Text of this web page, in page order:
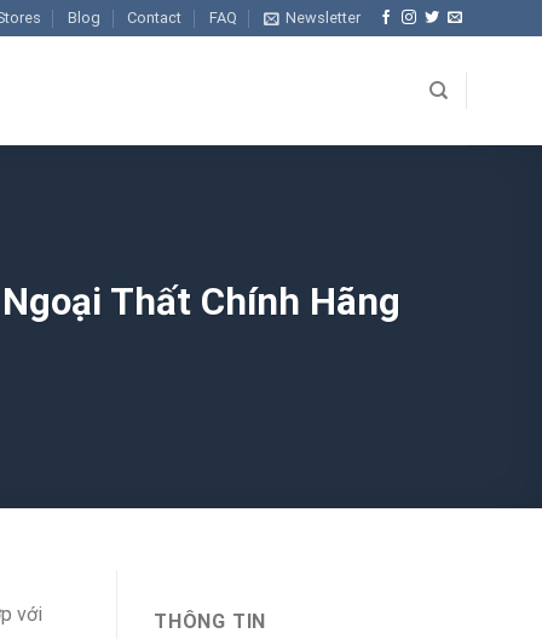
Blog Contact FAQ Newsletter
Thất Chính Hãng
với THÔNG TIN